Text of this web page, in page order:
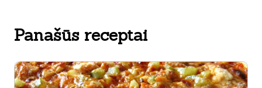
Panašūs receptai